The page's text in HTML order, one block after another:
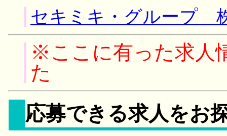
セキミキ・グループ
※ここに有った求人
た
応募できる求人をお